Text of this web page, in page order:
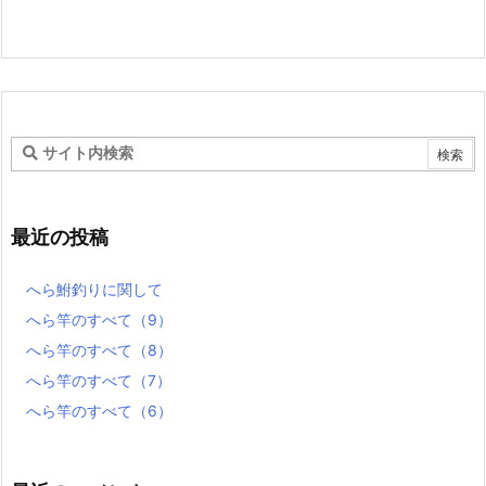
最近の投稿
へら鮒釣りに関して
へら竿のすべて（9）
へら竿のすべて（8）
へら竿のすべて（7）
へら竿のすべて（6）